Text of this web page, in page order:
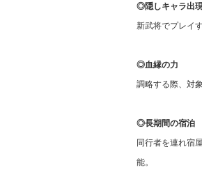
◎隠しキャラ出
新武将でプレイ
◎血縁の力
調略する際、対
◎長期間の宿泊
同行者を連れ宿
能。